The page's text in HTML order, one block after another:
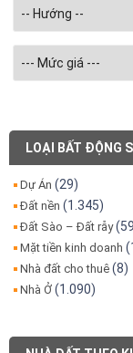
LOẠI BẤT ĐỘNG
Dự Án (29)
Đất nền (1.345)
Đất Sào – Đất rẫy
Mặt tiền kinh doanh
Nhà đất cho thuê (8)
Nhà Ở (1.090)